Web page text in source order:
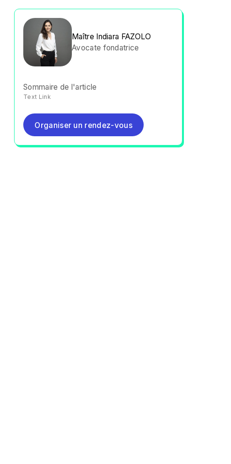
Maître Indiara FAZOLO
Avocate fondatrice
Sommaire de l'article
Text Link
Organiser un rendez-vous
Organiser un rendez-vous